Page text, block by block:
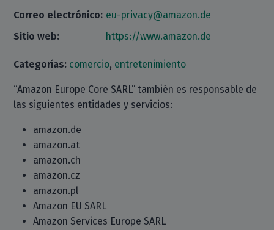
Correo electrónico: eu-privacy@amazon.de
Sitio web:
https://www.amazon.de
Categorías: comercio, entretenimiento
“Amazon Europe Core SARL” también es responsable de
las siguientes entidades y servicios:
amazon.de
amazon.at
amazon.ch
amazon.cz
amazon.pl
Amazon EU SARL
Amazon Services Europe SARL